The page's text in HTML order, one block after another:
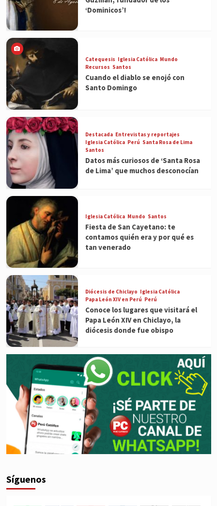
‘Dominicos’!
Catequesis Iglesia Católica Mundo
Recursos Santos
Cuando el diablo se enojó con
Santo Domingo
Destacada Entrevistas y reportajes
Iglesia Católica Perú Santa Rosa de Lima
Santos
Datos más curiosos de ‘Santa Rosa
de Lima’ que muchos desconocían
Iglesia Católica Mundo Santos
Fiesta de San Cayetano: te
contamos quién era y por qué es
tan venerado
Diócesis de Chiclayo Iglesia Católica
Papa León XIV en Perú Perú
Conoce los lugares que visitará el
Papa León XIV en Chiclayo, la
diócesis donde fue obispo
Síguenos